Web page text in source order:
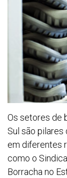
Os setores de
Sul são
em diferentes
como o
Borracha no